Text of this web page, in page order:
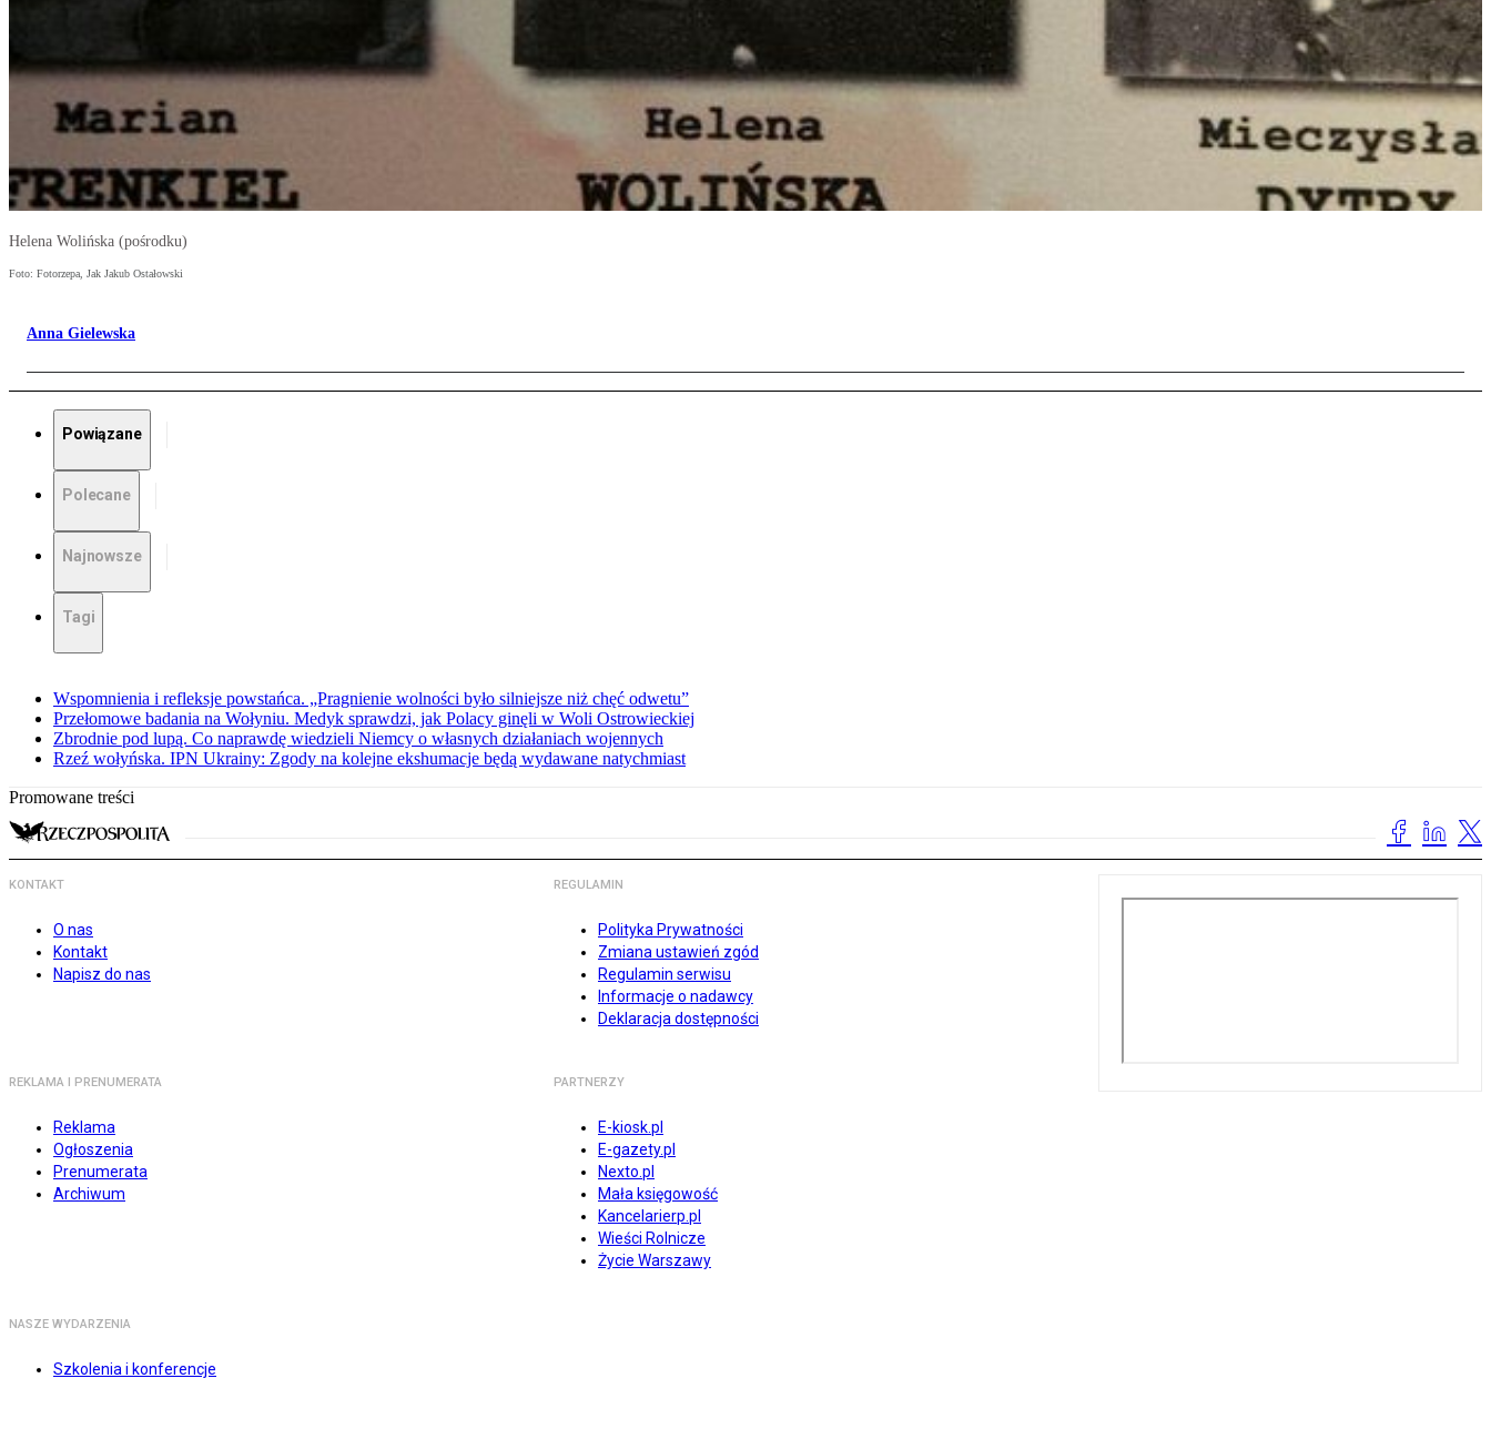
Helena Wolińska (pośrodku)
Foto: Fotorzepa, Jak Jakub Ostałowski
Anna Gielewska
Powiązane
Polecane
Najnowsze
Tagi
Wspomnienia i refleksje powstańca. „Pragnienie wolności było silniejsze niż chęć odwetu”
Przełomowe badania na Wołyniu. Medyk sprawdzi, jak Polacy ginęli w Woli Ostrowieckiej
Zbrodnie pod lupą. Co naprawdę wiedzieli Niemcy o własnych działaniach wojennych
Rzeź wołyńska. IPN Ukrainy: Zgody na kolejne ekshumacje będą wydawane natychmiast
Promowane treści
KONTAKT
O nas
Kontakt
Napisz do nas
REGULAMIN
Polityka Prywatności
Zmiana ustawień zgód
Regulamin serwisu
Informacje o nadawcy
Deklaracja dostępności
REKLAMA I PRENUMERATA
Reklama
Ogłoszenia
Prenumerata
Archiwum
PARTNERZY
E-kiosk.pl
E-gazety.pl
Nexto.pl
Mała księgowość
Kancelarierp.pl
Wieści Rolnicze
Życie Warszawy
NASZE WYDARZENIA
Szkolenia i konferencje